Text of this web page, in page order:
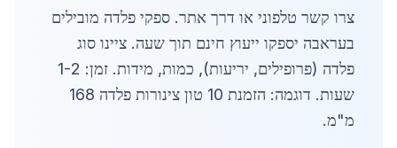
צרו קשר טלפוני או דרך אתר. ספקי פלדה מובילים
בעראבה יספקו ייעוץ חינם תוך שעה. ציינו סוג
פלדה (פרופילים, יריעות), כמות, מידות. זמן: 1-2
שעות. דוגמה: הזמנת 10 טון צינורות פלדה 168
מ"מ.